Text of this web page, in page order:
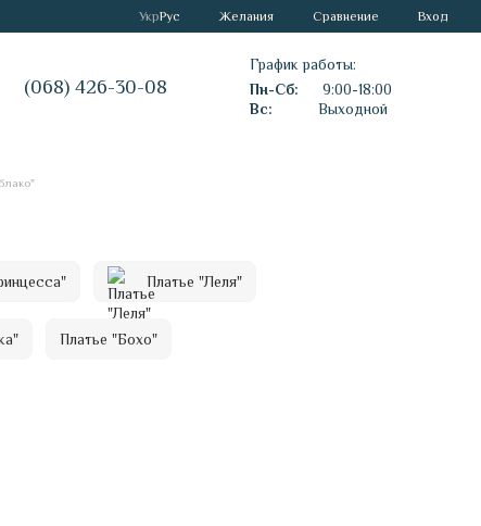
УкрРус Желания Сравнение Вход
(068) 426-30-08
График работы:
Пн-Сб:
9:00-18:00
Вс:
Выходной
Платье "Леля"
Платье "Бохо"